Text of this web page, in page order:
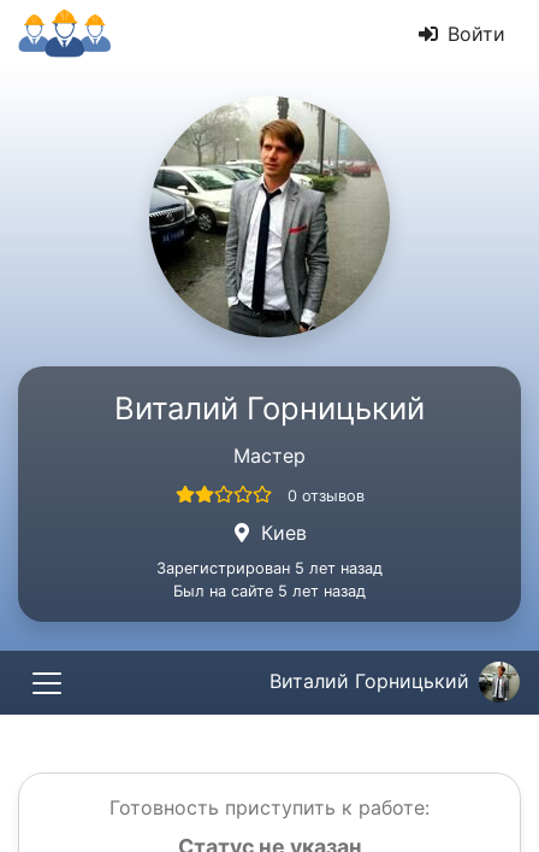
Войти
Виталий Горницький
Мастер
0 отзывов
Киев
Зарегистрирован 5 лет назад
Был на сайте 5 лет назад
Виталий Горницький
Готовность приступить к работе:
Статус не указан